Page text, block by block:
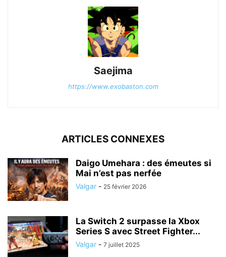
Saejima
https://www.exobaston.com
ARTICLES CONNEXES
Daigo Umehara : des émeutes si
Mai n’est pas nerfée
Valgar - 25 février 2026
La Switch 2 surpasse la Xbox
Series S avec Street Fighter...
Valgar - 7 juillet 2025